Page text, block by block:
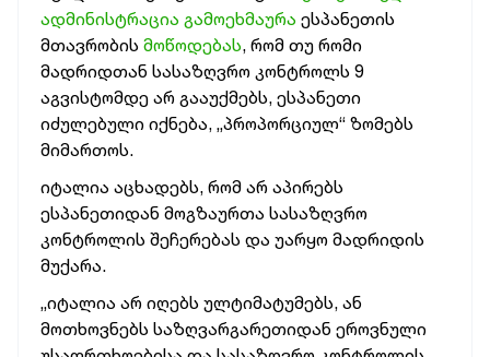
ადმინისტრაცია გამოეხმაურა ესპანეთის
მთავრობის მოწოდებას, რომ თუ რომი
მადრიდთან სასაზღვრო კონტროლს 9
აგვისტომდე არ გააუქმებს, ესპანეთი
იძულებული იქნება, „პროპორციულ“ ზომებს
მიმართოს.
იტალია აცხადებს, რომ არ აპირებს
ესპანეთიდან მოგზაურთა სასაზღვრო
კონტროლის შეჩერებას და უარყო მადრიდის
მუქარა.
„იტალია არ იღებს ულტიმატუმებს, ან
მოთხოვნებს საზღვარგარეთიდან ეროვნული